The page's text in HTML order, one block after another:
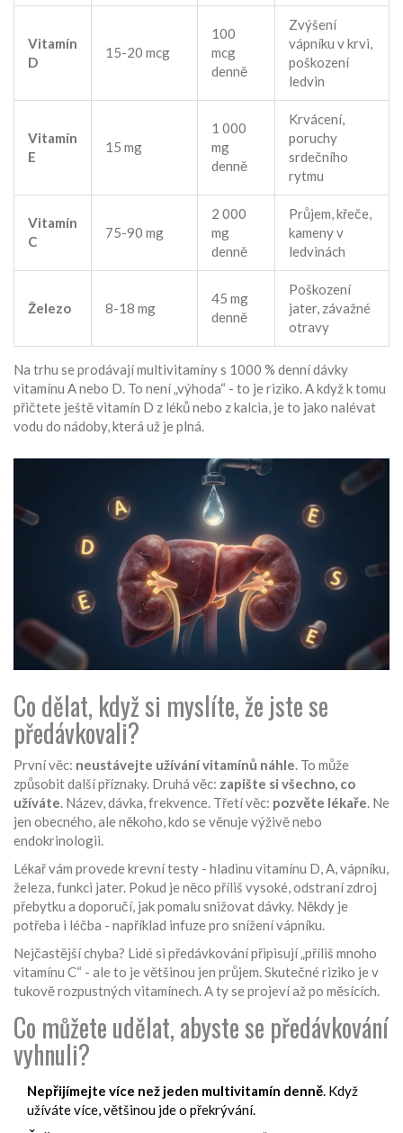
Vitamín
D
15-20 mcg
100
mcg
denně
Zvýšení
vápníku v krvi,
poškození
ledvin
Vitamín
E
15 mg
1 000
mg
denně
Krvácení,
poruchy
srdečního
rytmu
Vitamín
C
75-90 mg
2 000
mg
denně
Průjem, křeče,
kameny v
ledvinách
Železo 8-18 mg
45 mg
denně
Poškození
jater, závažné
otravy
Na trhu se prodávají multivitamíny s 1000 % denní dávky
vitamínu A nebo D. To není „výhoda“ - to je riziko. A když k tomu
přičtete ještě vitamín D z léků nebo z kalcia, je to jako nalévat
vodu do nádoby, která už je plná.
Co dělat, když si myslíte, že jste se
předávkovali?
První věc: neustávejte užívání vitamínů náhle. To může
způsobit další příznaky. Druhá věc: zapište si všechno, co
užíváte. Název, dávka, frekvence. Třetí věc: pozvěte lékaře. Ne
jen obecného, ale někoho, kdo se věnuje výživě nebo
endokrinologii.
Lékař vám provede krevní testy - hladinu vitamínu D, A, vápníku,
železa, funkci jater. Pokud je něco příliš vysoké, odstraní zdroj
přebytku a doporučí, jak pomalu snižovat dávky. Někdy je
potřeba i léčba - například infuze pro snížení vápníku.
Nejčastější chyba? Lidé si předávkování připisují „příliš mnoho
vitamínu C“ - ale to je většinou jen průjem. Skutečné riziko je v
tukově rozpustných vitamínech. A ty se projeví až po měsících.
Co můžete udělat, abyste se předávkování
vyhnuli?
Nepřijímejte více než jeden multivitamín denně. Když
užíváte více, většinou jde o překrývání.